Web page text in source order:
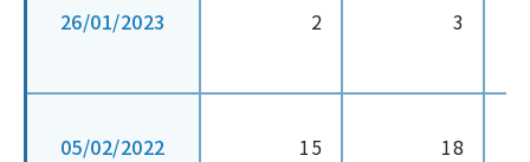
26/01/2023 2 3
05/02/2022 15 18